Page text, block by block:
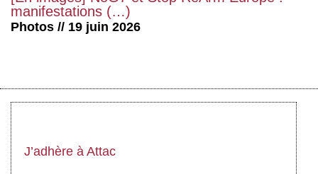
manifestations (…)
Photos // 19 juin 2026
J’adhère à Attac